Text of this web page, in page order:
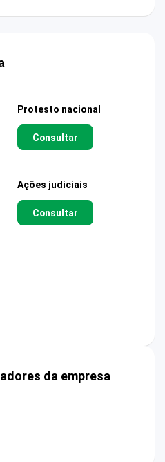
Protesto nacional
Consultar
Ações judiciais
Consultar
da empresa